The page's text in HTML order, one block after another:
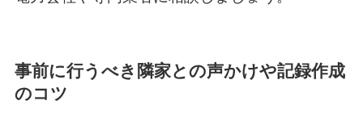
事前に行うべき隣家との声かけや記録作成
のコツ